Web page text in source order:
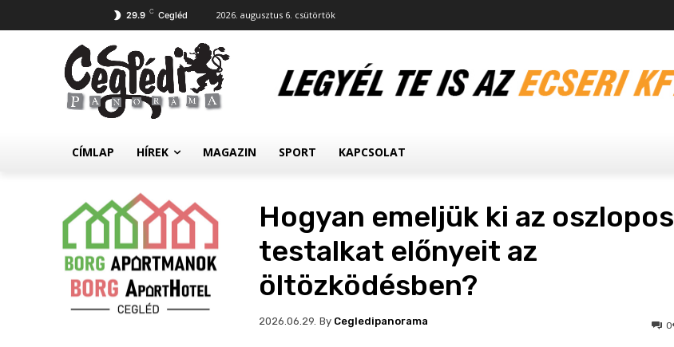
29.9 C Cegléd 2026. augusztus 6. csütörtök
CÍMLAP HÍREK MAGAZIN SPORT KAPCSOLAT
Hogyan emeljük ki az oszlopos
testalkat előnyeit az
öltözködésben?
2026.06.29. 0
By Cegledipanorama